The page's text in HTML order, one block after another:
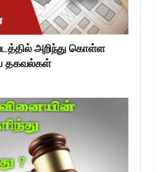
அறிந்து கொள்ள
தகவல்கள்